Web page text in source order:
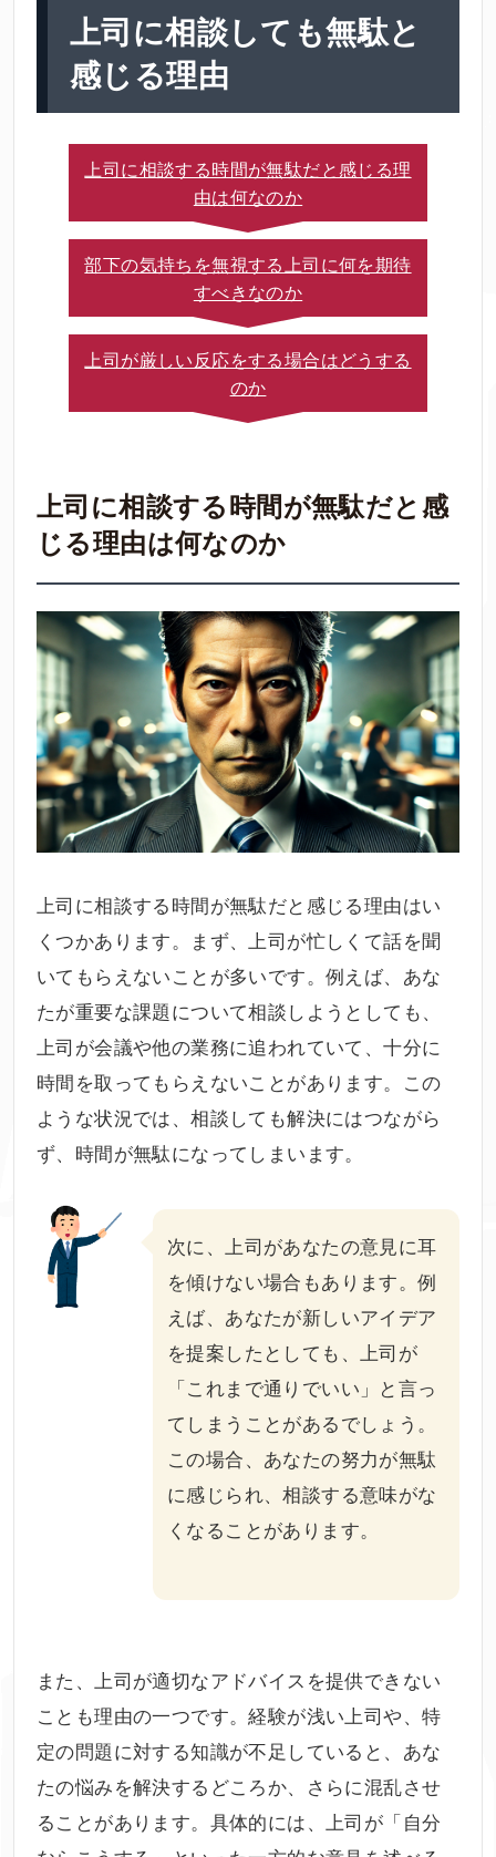
上司に相談しても無駄と
感じる理由
上司に相談する時間が無駄だと感じる理
由は何なのか
部下の気持ちを無視する上司に何を期待
すべきなのか
上司が厳しい反応をする場合はどうする
のか
上司に相談する時間が無駄だと感
じる理由は何なのか
上司に相談する時間が無駄だと感じる理由はい
くつかあります。まず、上司が忙しくて話を聞
いてもらえないことが多いです。例えば、あな
たが重要な課題について相談しようとしても、
上司が会議や他の業務に追われていて、十分に
時間を取ってもらえないことがあります。この
ような状況では、相談しても解決にはつながら
ず、時間が無駄になってしまいます。
次に、上司があなたの意見に耳
を傾けない場合もあります。例
えば、あなたが新しいアイデア
を提案したとしても、上司が
「これまで通りでいい」と言っ
てしまうことがあるでしょう。
この場合、あなたの努力が無駄
に感じられ、相談する意味がな
くなることがあります。
また、上司が適切なアドバイスを提供できない
ことも理由の一つです。経験が浅い上司や、特
定の問題に対する知識が不足していると、あな
たの悩みを解決するどころか、さらに混乱させ
ることがあります。具体的には、上司が「自分